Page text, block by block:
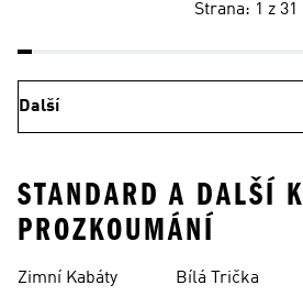
Strana: 1 z 31
Další
STANDARD A DALŠÍ K
PROZKOUMÁNÍ
Zimní Kabáty Bílá Trička